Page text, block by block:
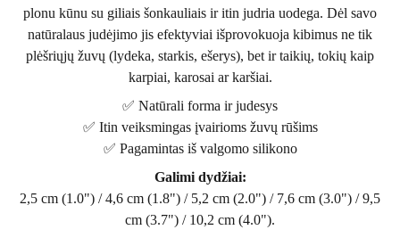
plonu kūnu su giliais šonkauliais ir itin judria uodega. Dėl savo
natūralaus judėjimo jis efektyviai išprovokuoja kibimus ne tik
plėšriųjų žuvų (lydeka, starkis, ešerys), bet ir taikių, tokių kaip
karpiai, karosai ar karšiai.
✅ Natūrali forma ir judesys
✅ Itin veiksmingas įvairioms žuvų rūšims
✅ Pagamintas iš valgomo silikono
Galimi dydžiai:
2,5 cm (1.0") / 4,6 cm (1.8") / 5,2 cm (2.0") / 7,6 cm (3.0") / 9,5
cm (3.7") / 10,2 cm (4.0").